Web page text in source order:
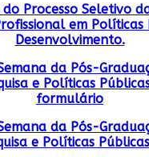
Processo Seletivo
em Políticas
Desenvolvimento.
da Pós-
e Políticas
formulário
da Pós-
e Políticas